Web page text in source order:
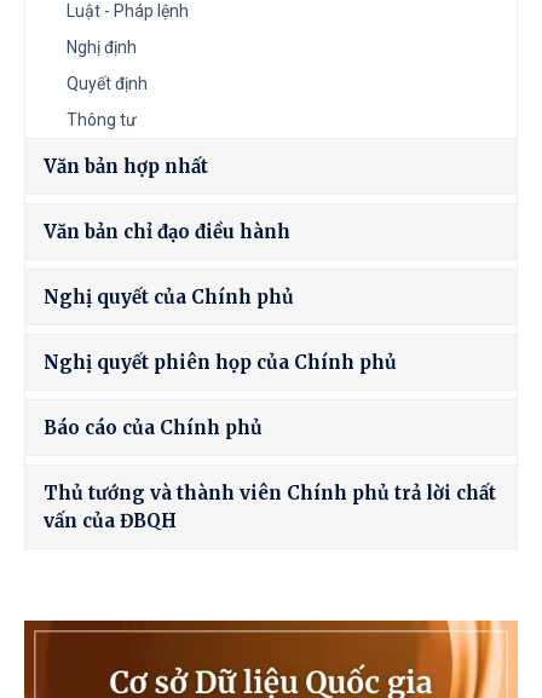
Luật - Pháp lệnh
Nghị định
Quyết định
Thông tư
Văn bản hợp nhất
Văn bản chỉ đạo điều hành
Nghị quyết của Chính phủ
Nghị quyết phiên họp của Chính phủ
Báo cáo của Chính phủ
Thủ tướng và thành viên Chính phủ trả lời chất
vấn của ĐBQH